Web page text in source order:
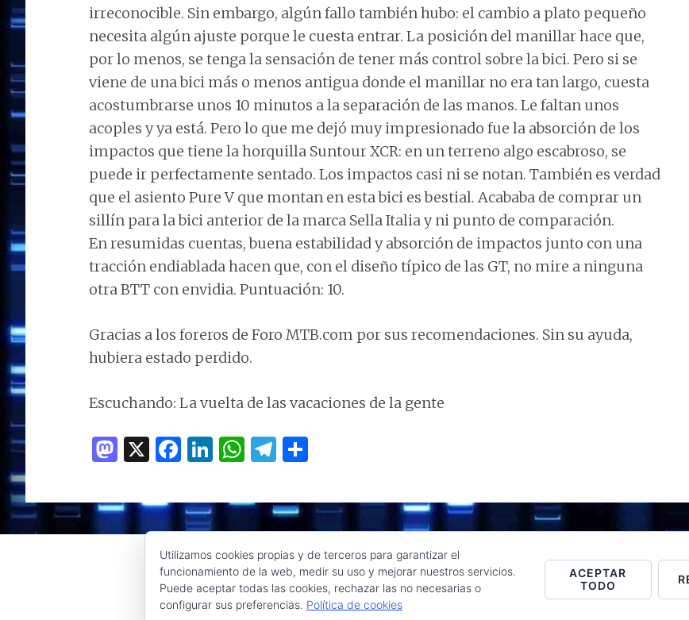
irreconocible. Sin embargo, algún fallo también hubo: el cambio a plato pequeño
necesita algún ajuste porque le cuesta entrar. La posición del manillar hace que,
por lo menos, se tenga la sensación de tener más control sobre la bici. Pero si se
viene de una bici más o menos antigua donde el manillar no era tan largo, cuesta
acostumbrarse unos 10 minutos a la separación de las manos. Le faltan unos
acoples y ya está. Pero lo que me dejó muy impresionado fue la absorción de los
impactos que tiene la horquilla Suntour XCR: en un terreno algo escabroso, se
puede ir perfectamente sentado. Los impactos casi ni se notan. También es verdad
que el asiento Pure V que montan en esta bici es bestial. Acababa de comprar un
sillín para la bici anterior de la marca Sella Italia y ni punto de comparación.
En resumidas cuentas, buena estabilidad y absorción de impactos junto con una
tracción endiablada hacen que, con el diseño típico de las GT, no mire a ninguna
otra BTT con envidia. Puntuación: 10.
Gracias a los foreros de Foro MTB.com por sus recomendaciones. Sin su ayuda,
hubiera estado perdido.
Escuchando: La vuelta de las vacaciones de la gente
M
to
d
X F
ce
b
o
o
k
Li
k
e
dI
n
W
at
s
A
p
p
T
e
g
ra
m
m
p
ar
ti
r
Raúl de la Puente - Derechos reservados© 2026 ·
Utilizamos cookies propias y de terceros para garantizar el
funcionamiento de la web, medir su uso y mejorar nuestros servicios.
Puede aceptar todas las cookies, rechazar las no necesarias o
configurar sus preferencias. Política de cookies
ACEPTAR
TODO